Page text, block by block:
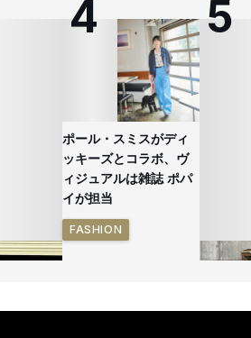
ポール・スミスがディ
ッキーズとコラボ、ヴ
ィジュアルは雑誌 ポパ
イが担当
FASHION